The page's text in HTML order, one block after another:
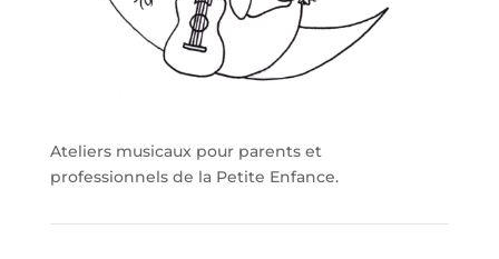
Ateliers musicaux pour parents et
professionnels de la Petite Enfance.